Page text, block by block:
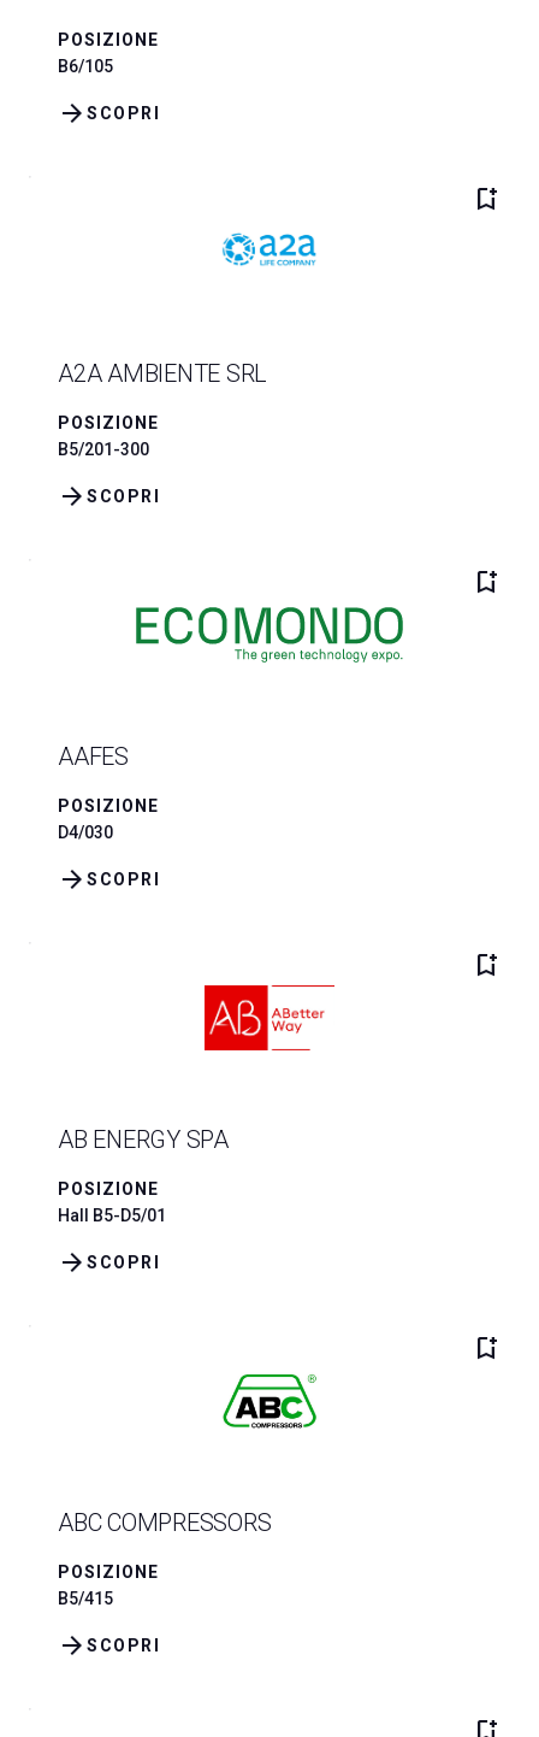
POSIZIONE
B6/105
SCOPRI
arrow_forward
bookmark_add
A2A AMBIENTE SRL
POSIZIONE
B5/201-300
SCOPRI
arrow_forward
bookmark_add
AAFES
POSIZIONE
D4/030
SCOPRI
arrow_forward
bookmark_add
AB ENERGY SPA
POSIZIONE
Hall B5-D5/01
SCOPRI
arrow_forward
bookmark_add
ABC COMPRESSORS
POSIZIONE
B5/415
SCOPRI
arrow_forward